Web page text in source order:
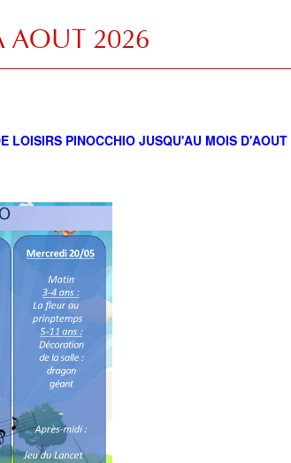
AOUT 2026
LOISIRS PINOCCHIO JUSQU'AU MOIS D'AOUT